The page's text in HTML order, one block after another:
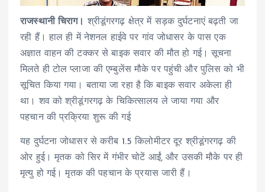
राजस्थानी चिराग।
श्रीडूंगरगढ़ क्षेत्र में सड़क दुर्घटनाएं बढ़ती जा
रही हैं। हाल ही में नेशनल हाईवे पर गांव जोधासर के पास एक
अज्ञात वाहन की टक्कर से बाइक सवार की मौत हो गई। सूचना
मिलते ही टोल प्लाजा की एम्बुलेंस मौके पर पहुंची और पुलिस को भी
सूचित किया गया। बताया जा रहा है कि बाइक सवार अकेला ही
था। शव को श्रीडूंगरगढ़ के चिकित्सालय ले जाया गया और
पहचान की प्रक्रिया शुरू की गई
यह दुर्घटना जोधासर से करीब 1.5 किलोमीटर दूर श्रीडूंगरगढ़ की
ओर हुई। मृतक को सिर में गंभीर चोटें आईं, और उसकी मौके पर ही
मृत्यु हो गई। मृतक की पहचान के प्रयास जारी हैं।